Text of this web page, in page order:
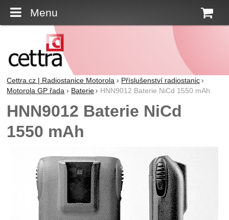
Menu
Cettra.cz | Radiostanice Motorola
Příslušenství radiostanic
Motorola GP řada
Baterie HNN9012 Baterie NiCd 1550 mAh
HNN9012 Baterie NiCd
1550 mAh
Fotografie